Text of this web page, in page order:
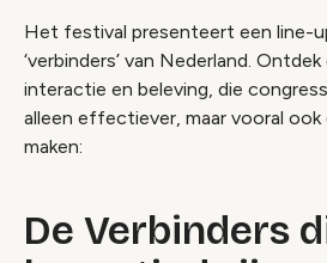
Het festival presenteert een line-
‘verbinders’ van Nederland.
interactie en beleving, die
alleen effectiever, maar vooral
maken:
De Verbinders